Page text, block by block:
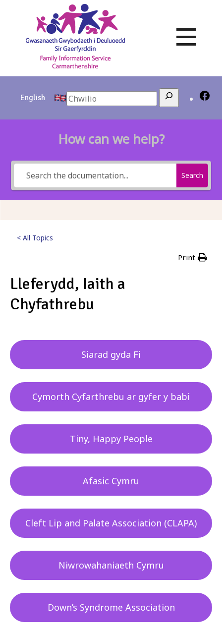
English Search
How can we help?
Search
< All Topics
Print
Lleferydd, Iaith a
Chyfathrebu
Siarad gyda Fi
Cymorth Cyfarthrebu ar gyfer y babi
Tiny, Happy People
Afasic Cymru
Cleft Lip and Palate Association (CLAPA)
Niwrowahaniaeth Cymru
Down’s Syndrome Association